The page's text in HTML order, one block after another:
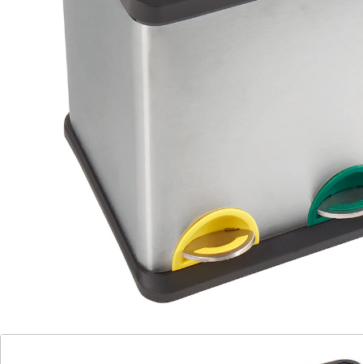
Mülltrennsystem "Genial", 3 Fächer je 20 l
braun
Nachhaltiges Umwelt­schonen leicht gemacht!
Innenbehälter lassen sich einzeln
entnehmen
schnelle Zuordnung auf einen Blick
mit Fußpedalen zum einfachen Öffnen
Dieses hochwertige System im klassischen Design
erleichtert Ihnen das Trennen von Plastik-, Bio- und
den farbig markierten Fußpedalen, können Sie künftig